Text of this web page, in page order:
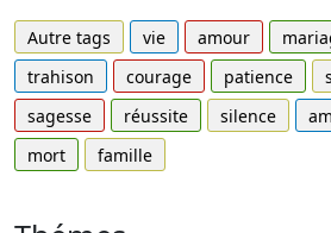
Autre tags vie amour
trahison
courage patience
sagesse
réussite silence
mort
famille